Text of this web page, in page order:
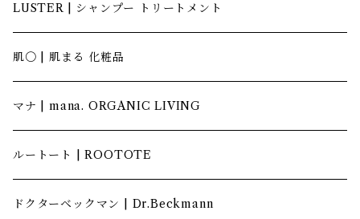
LUSTER | シャンプー トリートメント
肌〇 | 肌まる 化粧品
マナ | mana. ORGANIC LIVING
ルートート | ROOTOTE
ドクターベックマン | Dr.Beckmann